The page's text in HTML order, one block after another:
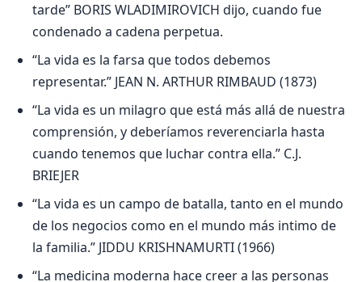
tarde” BORIS WLADIMIROVICH dijo, cuando fue
condenado a cadena perpetua.
“La vida es la farsa que todos debemos
representar.” JEAN N. ARTHUR RIMBAUD (1873)
“La vida es un milagro que está más allá de nuestra
comprensión, y deberíamos reverenciarla hasta
cuando tenemos que luchar contra ella.” C.J.
BRIEJER
“La vida es un campo de batalla, tanto en el mundo
de los negocios como en el mundo más intimo de
la familia.” JIDDU KRISHNAMURTI (1966)
“La medicina moderna hace creer a las personas